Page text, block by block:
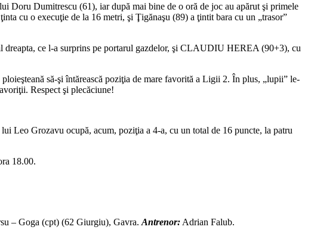
Doru Dumitrescu (61), iar după mai bine de o oră de joc au apărut şi primele
cu o execuţie de la 16 metri, şi Ţigănaşu (89) a ţintit bara cu un „trasor”
ce l-a surprins pe portarul gazdelor, şi CLAUDIU HEREA (90+3), cu
să-şi întărească poziţia de mare favorită a Ligii 2. În plus, „lupii” le-
Respect şi plecăciune!
Leo Grozavu ocupă, acum, poziţia a 4-a, cu un total de 16 puncte, la patru
18.00.
– Goga (cpt) (62 Giurgiu), Gavra. Antrenor: Adrian Falub.